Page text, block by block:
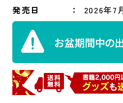
発売日
2026年7